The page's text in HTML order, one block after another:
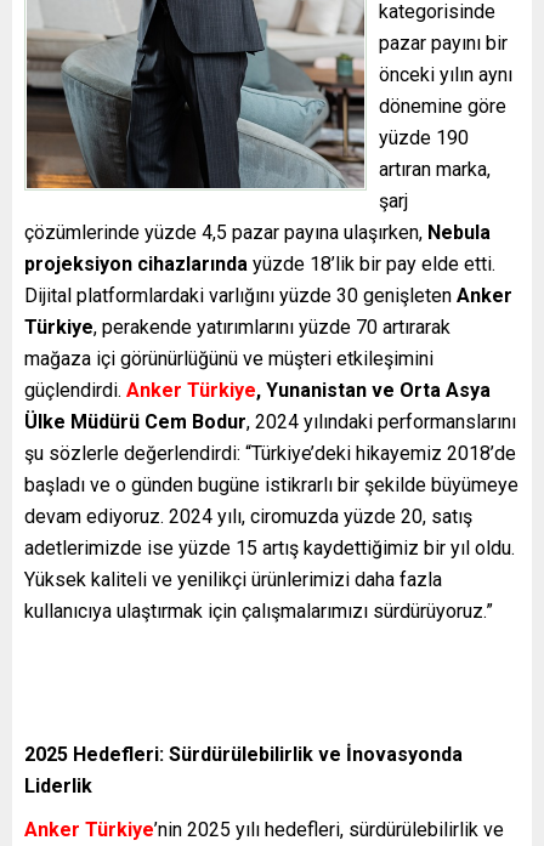
kategorisinde
pazar payını bir
önceki yılın aynı
dönemine göre
yüzde 190
artıran marka,
şarj
çözümlerinde yüzde 4,5 pazar payına ulaşırken, Nebula
projeksiyon cihazlarında yüzde 18’lik bir pay elde etti.
Dijital platformlardaki varlığını yüzde 30 genişleten Anker
Türkiye, perakende yatırımlarını yüzde 70 artırarak
mağaza içi görünürlüğünü ve müşteri etkileşimini
güçlendirdi. Anker Türkiye, Yunanistan ve Orta Asya
Ülke Müdürü Cem Bodur, 2024 yılındaki performanslarını
şu sözlerle değerlendirdi: “Türkiye’deki hikayemiz 2018’de
başladı ve o günden bugüne istikrarlı bir şekilde büyümeye
devam ediyoruz. 2024 yılı, ciromuzda yüzde 20, satış
adetlerimizde ise yüzde 15 artış kaydettiğimiz bir yıl oldu.
Yüksek kaliteli ve yenilikçi ürünlerimizi daha fazla
kullanıcıya ulaştırmak için çalışmalarımızı sürdürüyoruz.”
2025 Hedefleri: Sürdürülebilirlik ve İnovasyonda
Liderlik
Anker Türkiye’nin 2025 yılı hedefleri, sürdürülebilirlik ve